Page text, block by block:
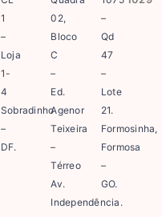
1
–
Loja
1-
4
Sobradinho
–
DF.
02,
Bloco
C
–
Ed.
Agenor
Teixeira
–
Térreo
Av.
Independência.
–
Qd
47
–
Lote
21.
Formosinha,
Formosa
–
GO.